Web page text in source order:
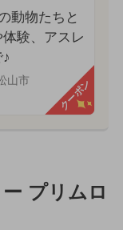
動物たちと
験、アスレ
山市 クーポン
プリムロ